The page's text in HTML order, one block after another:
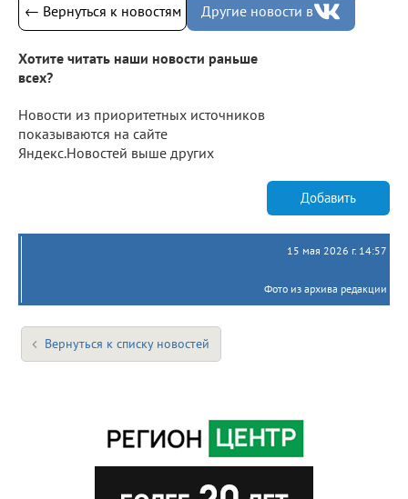
← Вернуться к новостям Другие новости в
Хотите читать наши новости раньше
всех?
Новости из приоритетных источников
показываются на сайте
Яндекс.Новостей выше других
Добавить
15 мая 2026 г. 14:57
Фото из архива редакции
Вернуться к списку новостей